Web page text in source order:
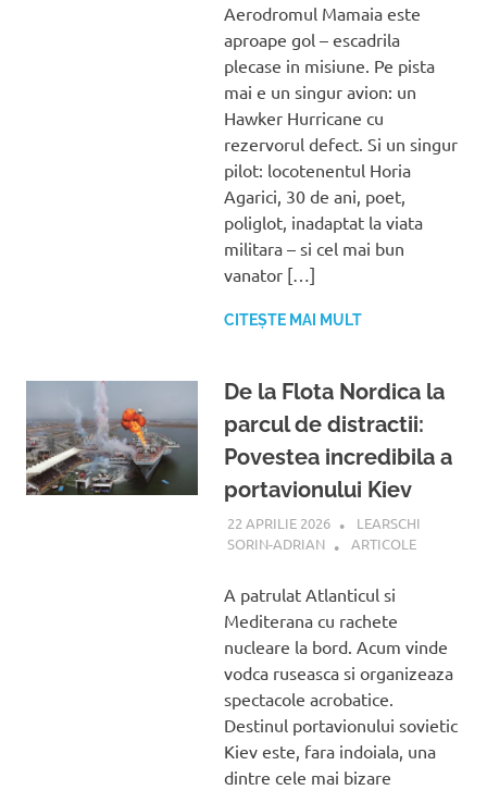
Aerodromul Mamaia este
aproape gol – escadrila
plecase in misiune. Pe pista
mai e un singur avion: un
Hawker Hurricane cu
rezervorul defect. Si un singur
pilot: locotenentul Horia
Agarici, 30 de ani, poet,
poliglot, inadaptat la viata
militara – si cel mai bun
vanator […]
CITEȘTE MAI MULT
De la Flota Nordica la
parcul de distractii:
Povestea incredibila a
portavionului Kiev
22 APRILIE 2026
LEARSCHI
SORIN-ADRIAN
ARTICOLE
A patrulat Atlanticul si
Mediterana cu rachete
nucleare la bord. Acum vinde
vodca ruseasca si organizeaza
spectacole acrobatice.
Destinul portavionului sovietic
Kiev este, fara indoiala, una
dintre cele mai bizare